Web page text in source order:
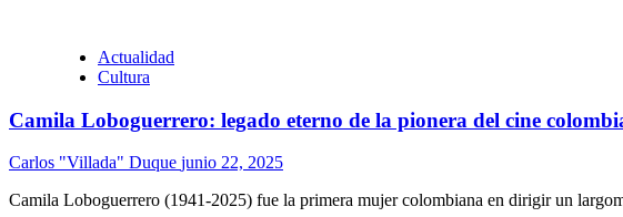
Actualidad
Cultura
Camila Loboguerrero: legado eterno de la pionera del cine
Carlos "Villada" Duque junio 22, 2025
Camila Loboguerrero (1941-2025) fue la primera mujer colombiana en dirigir un